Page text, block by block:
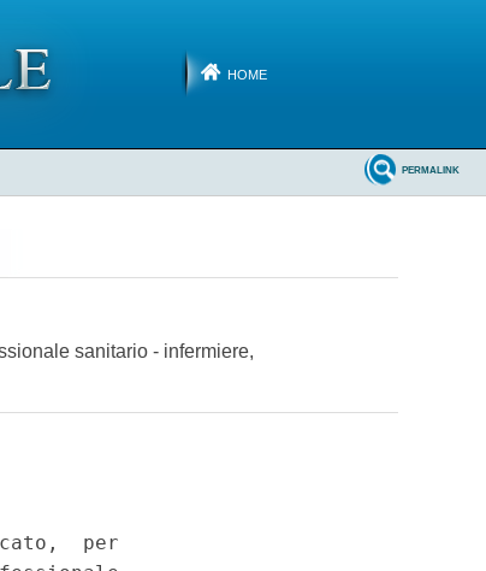
HOME
PERMALINK
sanitario - infermiere,